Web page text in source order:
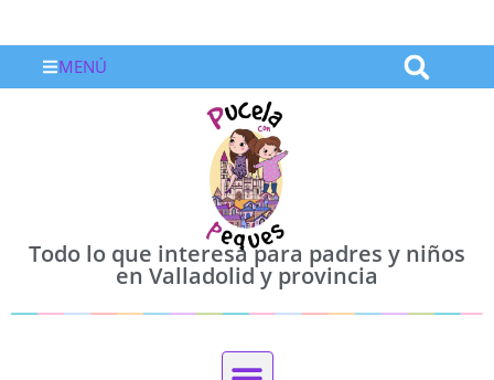
MENÚ
Todo lo que interesa para padres y niños
en Valladolid y provincia